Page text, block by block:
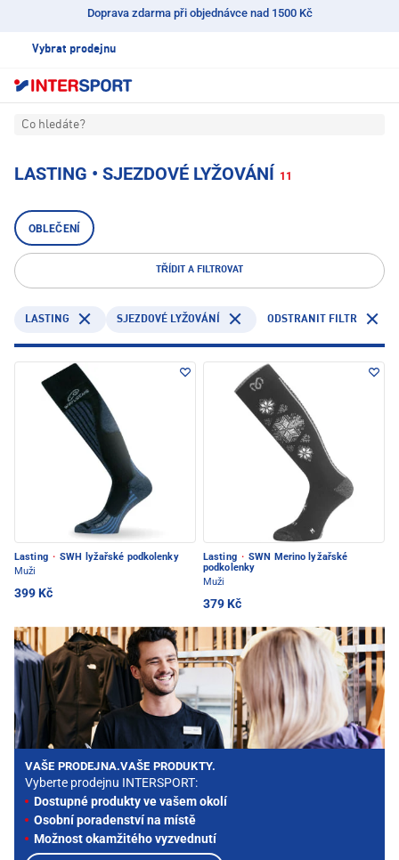
Doprava zdarma při objednávce nad 1500 Kč
Vybrat prodejnu
Co hledáte?
LASTING • SJEZDOVÉ LYŽOVÁNÍ 11
OBLEČENÍ
TŘÍDIT A FILTROVAT
LASTING SJEZDOVÉ LYŽOVÁNÍ ODSTRANIT FILTR
Lasting · SWH lyžařské podkolenky
Muži
399 Kč
Lasting · SWN Merino lyžařské
podkolenky
Muži
379 Kč
VAŠE PRODEJNA.VAŠE PRODUKTY.
Vyberte prodejnu INTERSPORT:
Dostupné produkty ve vašem okolí
Osobní poradenství na místě
Možnost okamžitého vyzvednutí